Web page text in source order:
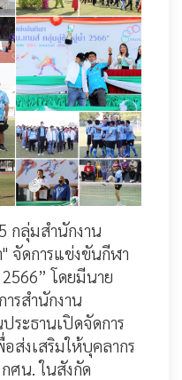
กลุ่มสำนักงาน
จัดการแข่งขันกีฬา
โดยมีนาย
รสำนักงาน
ระธานเปิดจัดการ
ส่งเสริมให้บุคลากร
ศน. ในสังกัด